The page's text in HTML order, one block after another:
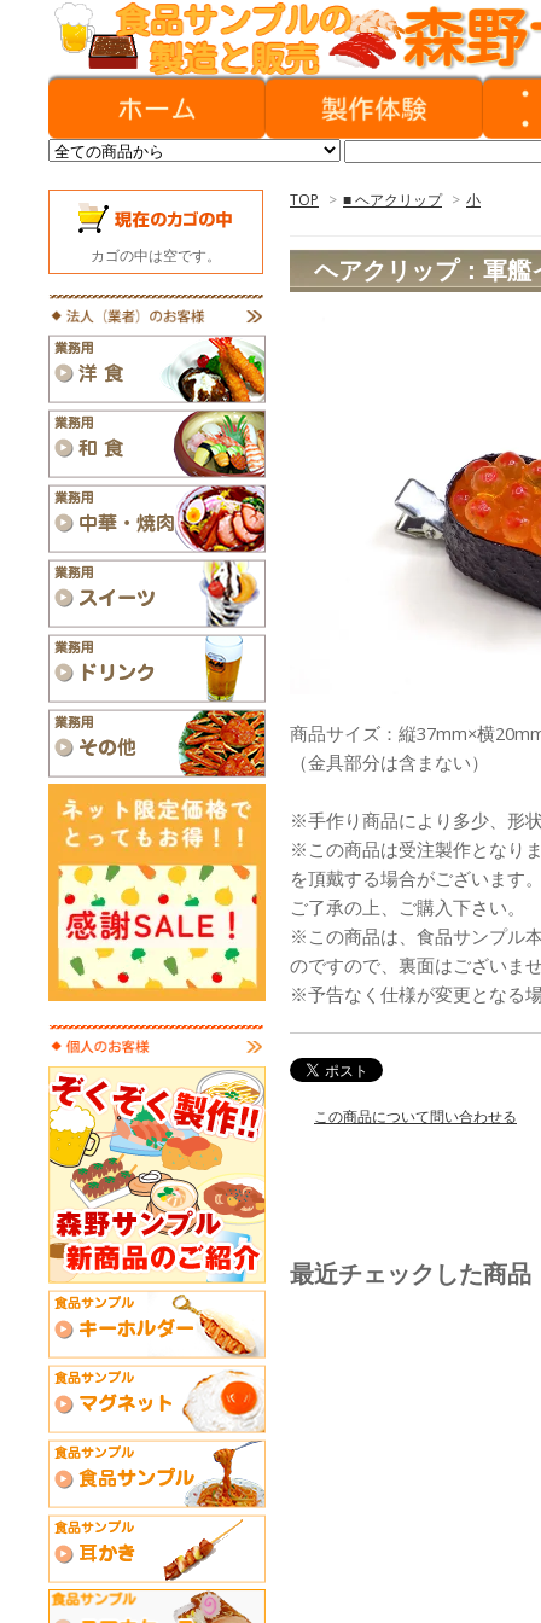
TOP > ■ ヘアクリップ > 小
ヘアクリップ：軍艦
商品サイズ：縦37mm×横
（金具部分は含まない）
※手作り商品により多少、形
※この商品は受注製作となり
を頂戴する場合がございます
ご了承の上、ご購入下さい。
※この商品は、食品サンプル
のですので、裏面はございま
※予告なく仕様が変更となる
この商品について問い合わせる
最近チェックした商品
カゴの中は空です。